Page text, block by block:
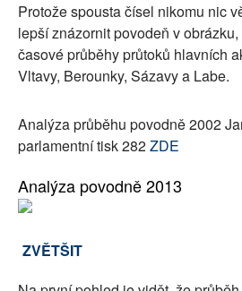
Protože spousta čísel nikomu nic
lepší znázornit povodeň v
časové průběhy průtoků hlavních
Vltavy, Berounky, Sázavy a Labe.
Analýza průběhu povodně 2002
parlamentní tisk 282ZDE
Analýza povodně 2013
ZVĚTŠIT